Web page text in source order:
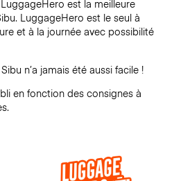
est la meilleure
. LuggageHero est le seul à
et à la journée avec possibilité
Sibu n’a jamais été aussi facile !
en fonction des consignes à